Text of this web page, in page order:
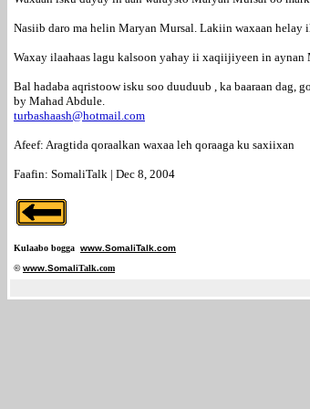
Nasiib daro ma helin Maryan Mursal. Lakiin waxaan
Waxay ilaahaas lagu kalsoon yahay ii xaqiijiyeen in
Bal hadaba aqristoow isku soo duuduub , ka baaraan dag,
by Mahad Abdule.
turbashaash@hotmail.com
Afeef: Aragtida qoraalkan waxaa leh qoraaga ku saxiixan
Faafin: SomaliTalk | Dec 8, 2004
Kulaabo bogga www.SomaliTalk.com
©www.SomaliTalk.com